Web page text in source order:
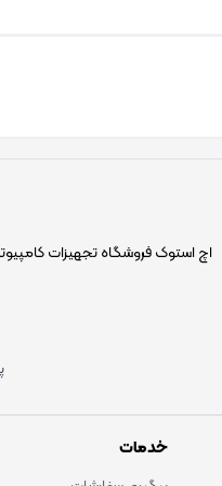
اچ استوک فروشگاه تجهیزات
خدمات